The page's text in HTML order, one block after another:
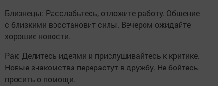
Близнецы: Расслабьтесь, отложите работу. Общение
с близкими восстановит силы. Вечером ожидайте
хорошие новости.
Рак: Делитесь идеями и прислушивайтесь к критике.
Новые знакомства перерастут в дружбу. Не бойтесь
просить о помощи.